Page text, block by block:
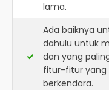
lama.
Ada baiknya
dahulu untuk
dan yang
fitur-fitur yang
berkendara.